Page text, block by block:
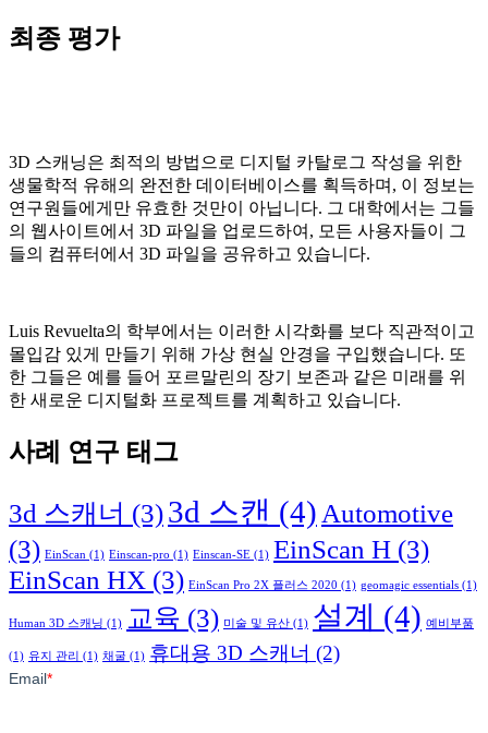
최종 평가
3D 스캐닝은 최적의 방법으로 디지털 카탈로그 작성을 위한
생물학적 유해의 완전한 데이터베이스를 획득하며, 이 정보는
연구원들에게만 유효한 것만이 아닙니다. 그 대학에서는 그들
의 웹사이트에서 3D 파일을 업로드하여, 모든 사용자들이 그
들의 컴퓨터에서 3D 파일을 공유하고 있습니다.
Luis Revuelta의 학부에서는 이러한 시각화를 보다 직관적이고
몰입감 있게 만들기 위해 가상 현실 안경을 구입했습니다. 또
한 그들은 예를 들어 포르말린의 장기 보존과 같은 미래를 위
한 새로운 디지털화 프로젝트를 계획하고 있습니다.
사례 연구 태그
3d 스캐너 (3)3d 스캔 (4) Automotive
(3) EinScan (1) Einscan-pro (1) Einscan-SE (1) EinScan H (3)
EinScan HX (3) EinScan Pro 2X 플러스 2020 (1) geomagic essentials (1)
Human 3D 스캐닝 (1) 교육 (3) 미술 및 유산 (1) 설계 (4) 예비부품
(1) 유지 관리 (1) 채굴 (1) 휴대용 3D 스캐너 (2)